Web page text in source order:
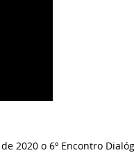
2020 o 6º Encontro